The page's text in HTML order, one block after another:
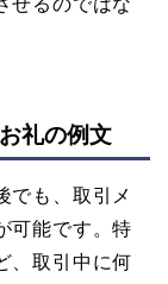
せるのではな
礼の例文
でも、取引メ
可能です。特
、取引中に何